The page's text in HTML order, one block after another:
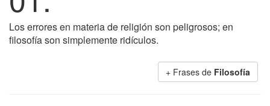
Los errores en materia de religión son peligrosos; en
filosofía son simplemente ridículos.
+ Frases de Filosofía